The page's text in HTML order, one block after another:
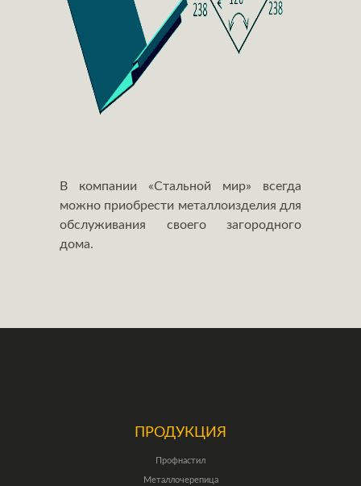
В компании «Стальной мир» всегда
можно приобрести металлоизделия для
обслуживания своего загородного
дома.
ПРОДУКЦИЯ
Профнастил
Металлочерепица